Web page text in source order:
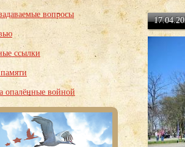
вопросы
ссылки
опалённые войной